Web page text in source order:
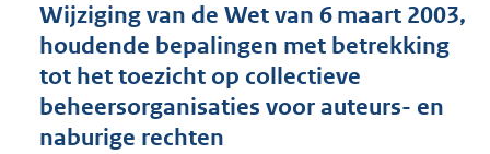
s
g
r
o
Wijziging van de Wet van 6 maart 2003,
houdende bepalingen met betrekking
tot het toezicht op collectieve
beheersorganisaties voor auteurs- en
naburige rechten